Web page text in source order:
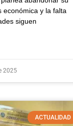
económica y la falta
siguen
2025
ACTUALIDAD